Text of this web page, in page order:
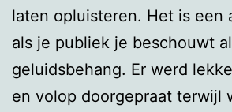
laten opluisteren. Het is een
als je publiek je beschouwt
geluidsbehang. Er werd
en volop doorgepraat terwijl